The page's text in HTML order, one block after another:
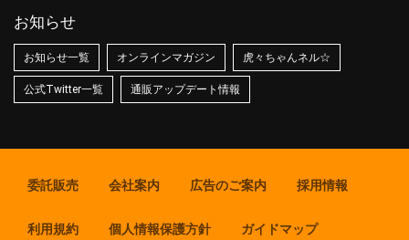
お知らせ
お知らせ一覧 オンラインマガジン 虎々ちゃんネル☆
公式Twitter一覧 通販アップデート情報
委託販売 会社案内 広告のご案内 採用情報
利用規約 個人情報保護方針 ガイドマップ